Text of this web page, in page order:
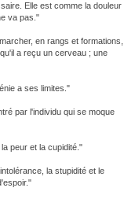
Elle est comme la douleur
va pas."
en rangs et formations,
a reçu un cerveau ; une
a ses limites."
par l'individu qui se moque
peur et la cupidité."
la stupidité et le